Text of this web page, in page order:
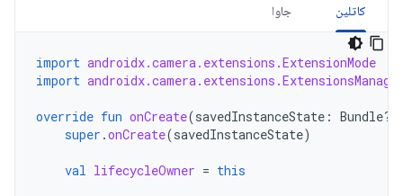
کاتلین جاوا
import androidx.camera.extensions.ExtensionMode
import
override fun onCreate(savedInstanceState : Bundle?)
super .onCreate(savedInstanceState)
val lifecycleOwner = this